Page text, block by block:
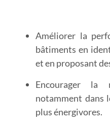
Améliorer la
bâtiments en
et en proposant
Encourager la
notamment dans
plus énergivores.